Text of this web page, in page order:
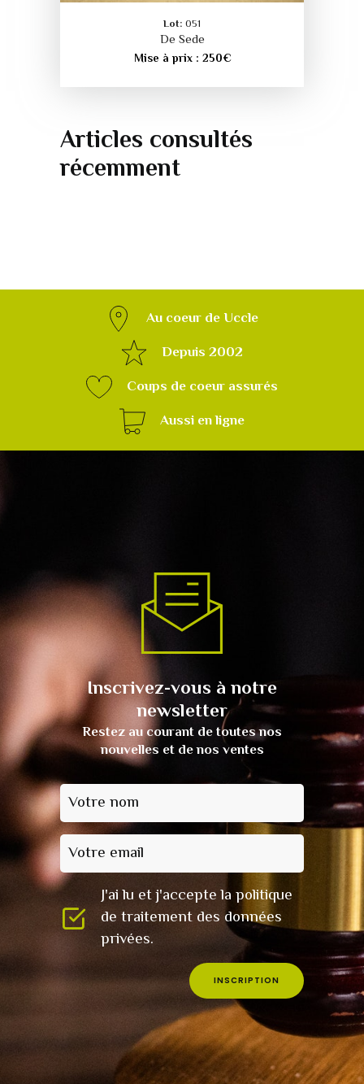
Lot: 051
De Sede
Mise à prix : 250€
Articles consultés
récemment
Au coeur de Uccle
Depuis 2002
Coups de coeur assurés
Aussi en ligne
Inscrivez-vous à notre
newsletter
Restez au courant de toutes nos
nouvelles et de nos ventes
Votre nom
Votre email
J'ai lu et j'accepte la politique
de traitement des données
privées.
INSCRIPTION